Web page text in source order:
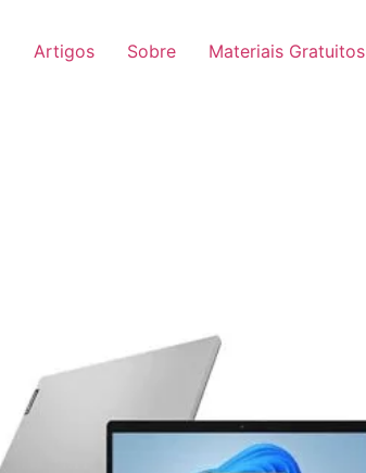
Artigos Sobre Materiais Gratuitos